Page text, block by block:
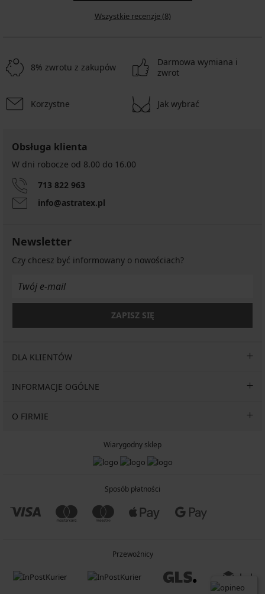
Wszystkie recenzje (8)
8% zwrotu z zakupów
Darmowa wymiana i
zwrot
Korzystne Jak wybrać
Obsługa klienta
W dni robocze od 8.00 do 16.00
713 822 963
info@astratex.pl
Newsletter
Czy chcesz być informowany o nowościach?
ZAPISZ SIĘ
DLA KLIENTÓW
INFORMACJE OGÓLNE
O FIRMIE
Wiarygodny sklep
Sposób płatności
Przewoźnicy